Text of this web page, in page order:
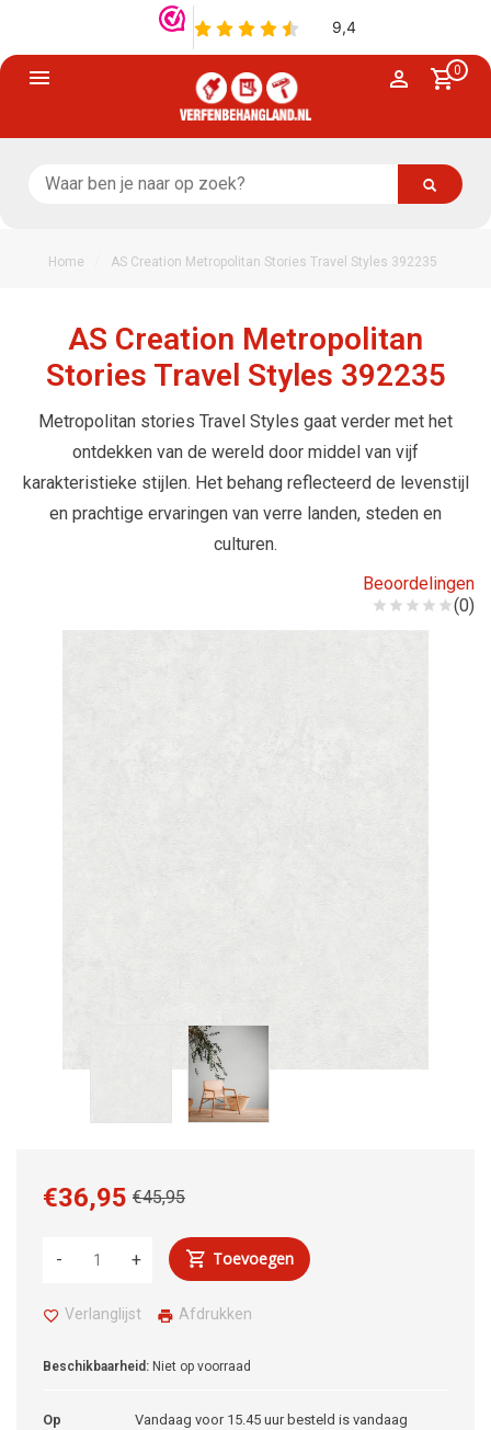
0
Home AS Creation Metropolitan Stories Travel Styles 392235
AS Creation Metropolitan
Stories Travel Styles 392235
Metropolitan stories Travel Styles gaat verder met het
ontdekken van de wereld door middel van vijf
karakteristieke stijlen. Het behang reflecteerd de levenstijl
en prachtige ervaringen van verre landen, steden en
culturen.
Beoordelingen
(0)
€45,95
€36,95
+
- Toevoegen
Verlanglijst Afdrukken
Beschikbaarheid: Niet op voorraad
Op
Vandaag voor 15.45 uur besteld is vandaag